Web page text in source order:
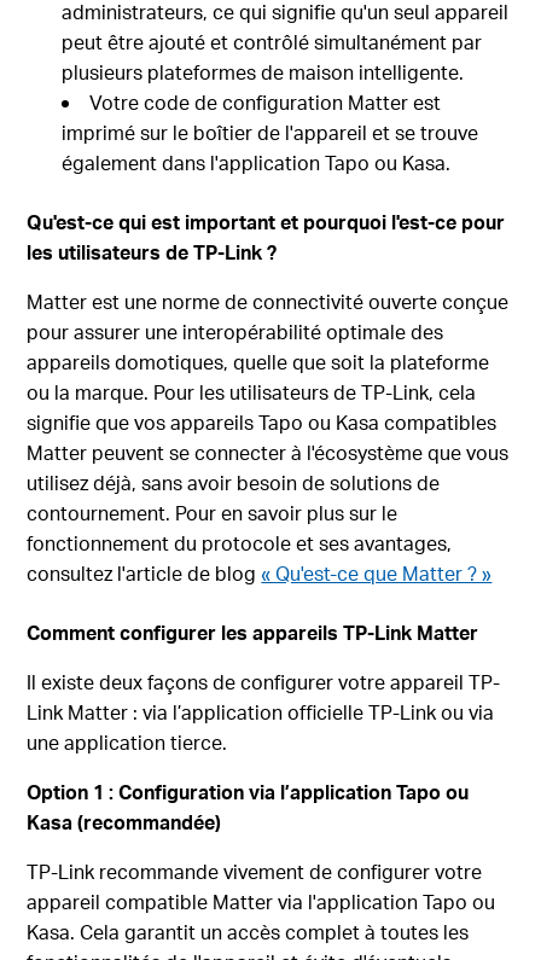
administrateurs, ce qui signifie qu'un seul appareil
peut être ajouté et contrôlé simultanément par
plusieurs plateformes de maison intelligente.
Votre code de configuration Matter est
imprimé sur le boîtier de l'appareil et se trouve
également dans l'application Tapo ou Kasa.
Qu'est-ce qui est important et pourquoi l'est-ce pour
les utilisateurs de TP-Link ?
Matter est une norme de connectivité ouverte conçue
pour assurer une interopérabilité optimale des
appareils domotiques, quelle que soit la plateforme
ou la marque. Pour les utilisateurs de TP-Link, cela
signifie que vos appareils Tapo ou Kasa compatibles
Matter peuvent se connecter à l'écosystème que vous
utilisez déjà, sans avoir besoin de solutions de
contournement. Pour en savoir plus sur le
fonctionnement du protocole et ses avantages,
consultez l'article de blog« Qu'est-ce que Matter ? »
Comment configurer les appareils TP-Link Matter
Il existe deux façons de configurer votre appareil TP-
Link Matter : via l’application officielle TP-Link ou via
une application tierce.
Option 1 : Configuration via l’application Tapo ou
Kasa (recommandée)
TP-Link recommande vivement de configurer votre
appareil compatible Matter via l'application Tapo ou
Kasa. Cela garantit un accès complet à toutes les